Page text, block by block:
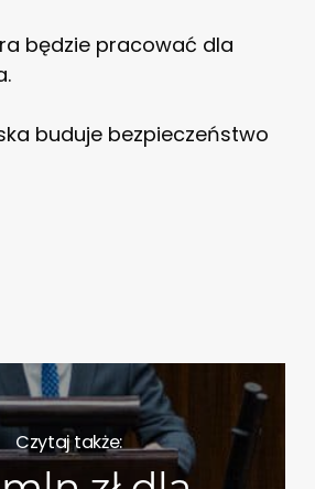
będzie pracować dla
buduje bezpieczeństwo
Czytaj także: